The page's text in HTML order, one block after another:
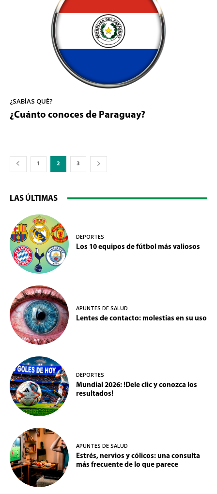
¿SABÍAS QUÉ?
¿Cuánto conoces de Paraguay?
1 2 3
LAS ÚLTIMAS
DEPORTES
Los 10 equipos de fútbol más valiosos
APUNTES DE SALUD
Lentes de contacto: molestias en su uso
DEPORTES
Mundial 2026: !Dele clic y conozca los
resultados!
APUNTES DE SALUD
Estrés, nervios y cólicos: una consulta
más frecuente de lo que parece